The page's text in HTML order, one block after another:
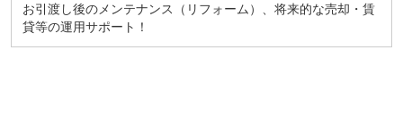
お引渡し後のメンテナンス（リフォーム）、将来的な売却・賃
貸等の運用サポート！